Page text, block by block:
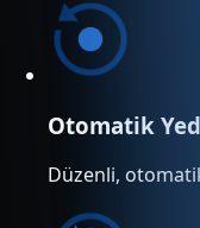
Otomatik
Düzenli,